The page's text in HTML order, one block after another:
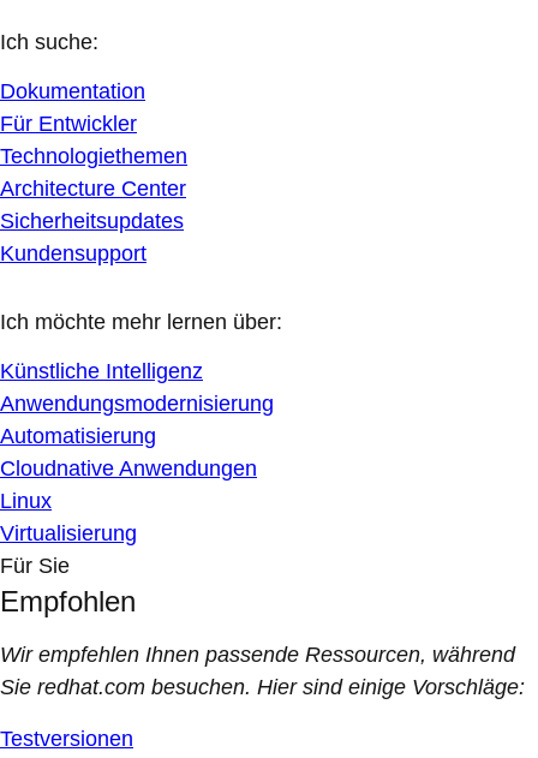
Ich suche:
Dokumentation
Für Entwickler
Technologiethemen
Architecture Center
Sicherheitsupdates
Kundensupport
Ich möchte mehr lernen über:
Künstliche Intelligenz
Anwendungsmodernisierung
Automatisierung
Cloudnative Anwendungen
Linux
Virtualisierung
Für Sie
Empfohlen
Wir empfehlen Ihnen passende Ressourcen, während
Sie redhat.com besuchen. Hier sind einige Vorschläge:
Testversionen